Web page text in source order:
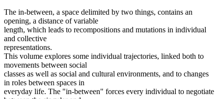
The in-between, a space delimited by two things, contains an
opening, a distance of variable
length, which leads to recompositions and mutations in individual
and collective
representations.
This volume explores some individual trajectories, linked both to
movements between social
classes as well as social and cultural environments, and to changes
in roles between spaces in
everyday life. The "in-between" forces every individual to negotiate